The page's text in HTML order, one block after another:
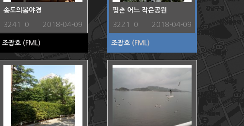
송도의봄야경
3241 0 2018-04-09
조광호 (FML)
평촌 어느 작은공원
3221 0 2018-04-09
조광호 (FML)